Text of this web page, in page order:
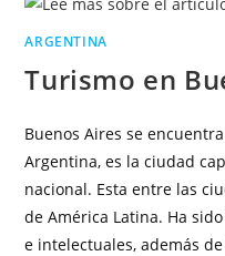
ARGENTINA
Turismo en
Buenos Aires se
Argentina, es la ciudad
nacional. Esta entre las
de América Latina. Ha
e intelectuales, además